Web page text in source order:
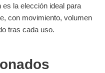
la elección ideal para
con movimiento, volumen
tras cada uso.